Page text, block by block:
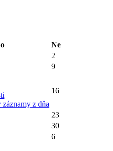
Ne
2
9
z dňa
16
23
30
6